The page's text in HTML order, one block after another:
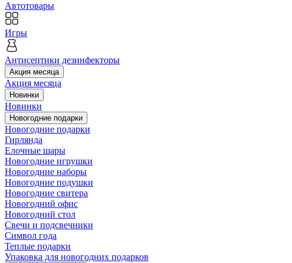
Автотовары
Игры
Антисептики дезинфекторы
Акция месяца
Акция месяца
Новинки
Новинки
Новогодние подарки
Новогодние подарки
Гирлянда
Елочные шары
Новогодние игрушки
Новогодние наборы
Новогодние подушки
Новогодние свитера
Новогодний офис
Новогодний стол
Свечи и подсвечники
Символ года
Теплые подарки
Упаковка для новогодних подарков